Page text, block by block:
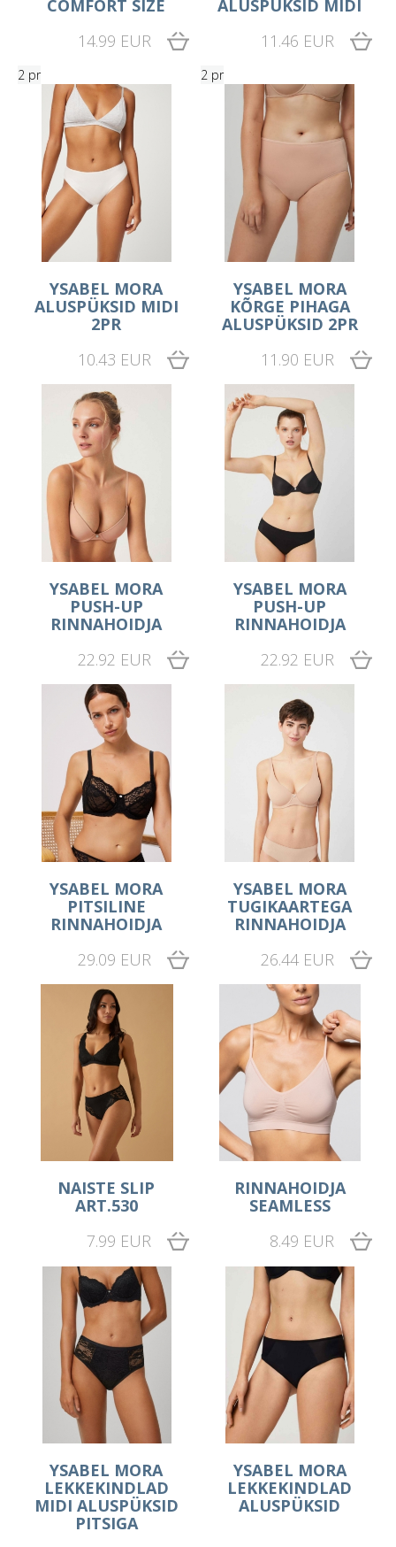
COMFORT SIZE
14.99 EUR
ALUSPÜKSID MIDI
11.46 EUR
2 pr
YSABEL MORA
ALUSPÜKSID MIDI
2PR
10.43 EUR
2 pr
YSABEL MORA
KÕRGE PIHAGA
ALUSPÜKSID 2PR
11.90 EUR
YSABEL MORA
PUSH-UP
RINNAHOIDJA
22.92 EUR
YSABEL MORA
PUSH-UP
RINNAHOIDJA
22.92 EUR
YSABEL MORA
PITSILINE
RINNAHOIDJA
29.09 EUR
YSABEL MORA
TUGIKAARTEGA
RINNAHOIDJA
26.44 EUR
NAISTE SLIP
ART.530
7.99 EUR
RINNAHOIDJA
SEAMLESS
8.49 EUR
YSABEL MORA
LEKKEKINDLAD
MIDI ALUSPÜKSID
PITSIGA
YSABEL MORA
LEKKEKINDLAD
ALUSPÜKSID